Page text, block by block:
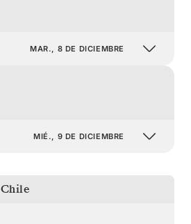
MAR., 8 DE DICIEMBRE
MIÉ., 9 DE DICIEMBRE
Chile